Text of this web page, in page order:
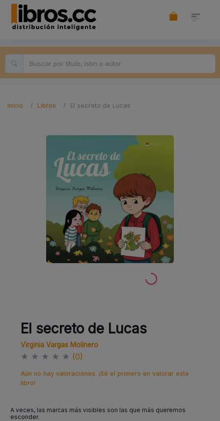
Inicio Libros El secreto de Lucas
El secreto de Lucas
Virginia Vargas Molinero
★ ★ ★ ★ ★ (0)
Aún no hay valoraciones. ¡Sé el primero en valorar este
libro!
A veces, las marcas más visibles son las que más queremos
esconder.